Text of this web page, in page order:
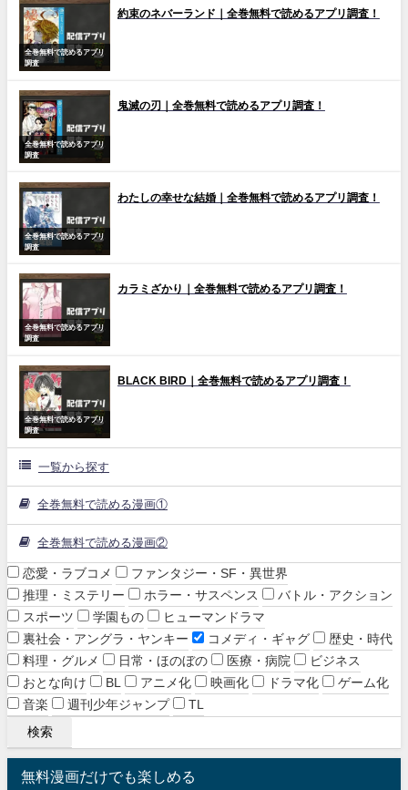
全巻無料で読めるアプリ
調査
約束のネバーランド｜全巻無料で読めるアプリ調査！
全巻無料で読めるアプリ
調査
鬼滅の刃｜全巻無料で読めるアプリ調査！
全巻無料で読めるアプリ
調査
わたしの幸せな結婚｜全巻無料で読めるアプリ調査！
全巻無料で読めるアプリ
調査
カラミざかり｜全巻無料で読めるアプリ調査！
全巻無料で読めるアプリ
調査
BLACK BIRD｜全巻無料で読めるアプリ調査！
一覧から探す
全巻無料で読める漫画①
全巻無料で読める漫画②
恋愛・ラブコメ
ファンタジー・SF・異世界
推理・ミステリー
ホラー・サスペンス
バトル・アクション
スポーツ
学園もの
ヒューマンドラマ
裏社会・アングラ・ヤンキー
コメディ・ギャグ
歴史・時代
料理・グルメ
日常・ほのぼの 医療・病院
ビジネス
おとな向け
BL アニメ化 映画化 ドラマ化
ゲーム化
音楽
週刊少年ジャンプ TL
無料漫画だけでも楽しめる